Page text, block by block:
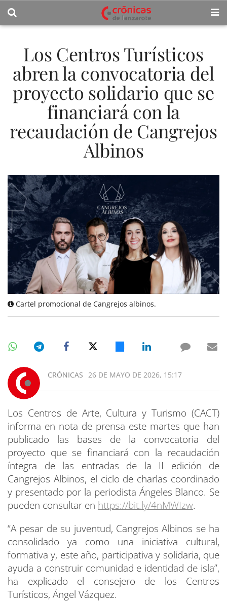
Los Centros Turísticos
abren la convocatoria del
proyecto solidario que se
financiará con la
recaudación de Cangrejos
Albinos
Cartel promocional de Cangrejos albinos.
CRÓNICAS 26 DE MAYO DE 2026, 15:17
Los Centros de Arte, Cultura y Turismo (CACT)
informa en nota de prensa este martes que han
publicado las bases de la convocatoria del
proyecto que se financiará con la recaudación
íntegra de las entradas de la II edición de
Cangrejos Albinos, el ciclo de charlas coordinado
y presentado por la periodista Ángeles Blanco. Se
pueden consultar en https://bit.ly/4nMWIzw.
“A pesar de su juventud, Cangrejos Albinos se ha
consolidado ya como una iniciativa cultural,
formativa y, este año, participativa y solidaria, que
ayuda a construir comunidad e identidad de isla”,
ha explicado el consejero de los Centros
Turísticos, Ángel Vázquez.